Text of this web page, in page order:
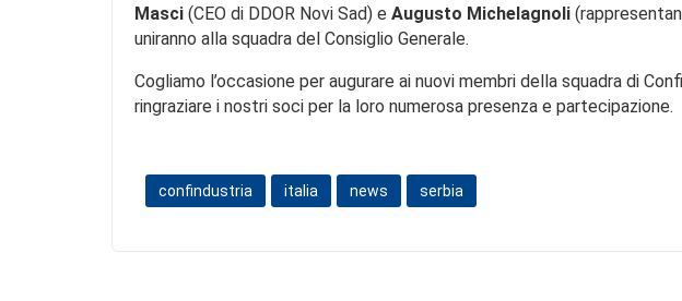
Masci (CEO di DDOR Novi Sad) e Augusto Michelagnoli
uniranno alla squadra del Consiglio Generale.
Cogliamo l’occasione per augurare ai nuovi membri della squadra di
ringraziare i nostri soci per la loro numerosa presenza e partecipazione.
confindustria italia news serbia